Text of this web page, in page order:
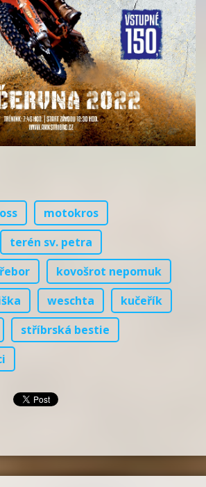
motokros
terén sv. petra
kovošrot nepomuk
weschta
kučeřík
stříbrská bestie